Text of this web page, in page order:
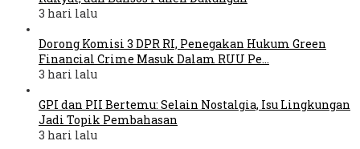
3 hari lalu
Dorong Komisi 3 DPR RI, Penegakan Hukum Green
Financial Crime Masuk Dalam RUU Pe…
3 hari lalu
GPI dan PII Bertemu: Selain Nostalgia, Isu Lingkungan
Jadi Topik Pembahasan
3 hari lalu